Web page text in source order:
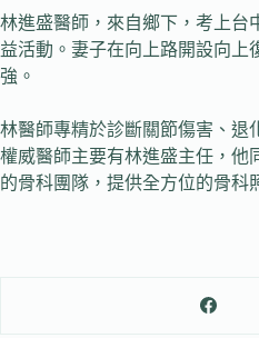
林進盛醫師，來自鄉下，考上台
益活動。妻子在向上路開設向上
強。
林醫師專精於診斷關節傷害、退
權威醫師主要有林進盛主任，他
的骨科團隊，提供全方位的骨科